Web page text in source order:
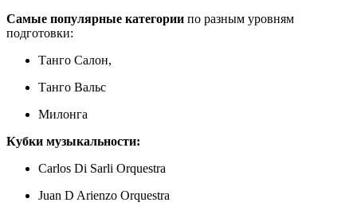
Самые популярные категории по разным уровням
подготовки:
Танго Салон,
Танго Вальс
Милонга
Кубки музыкальности:
Carlos Di Sarli Orquestra
Juan D Arienzo Orquestra